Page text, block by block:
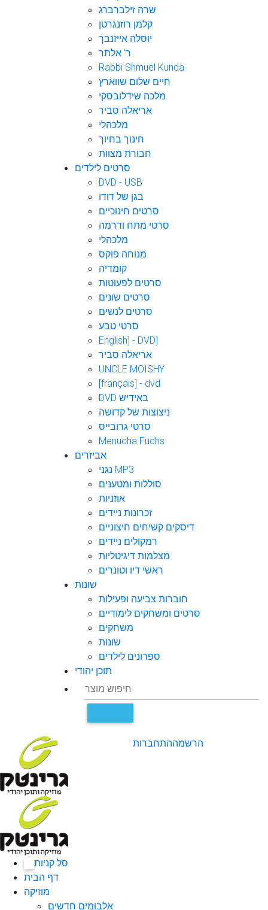
שרה זילברברג
קלמן רוזנגרטן
יוסלה אייזנבך
ר' אלתר
Rabbi Shmuel Kunda
חיים שלום שווארץ
מלכה שידלובסקי
אריאלה סביר
מלכהלי
חינוך בחיוך
חבורת מצוות
סרטים לילדים
DVD - USB
בגן של דודו
סרטים חינוכיים
סרטי מתח ודרמה
מלכהלי
מנוחה פוקס
קומדיה
סרטים לפעוטות
סרטים שונים
סרטים לנשים
סרטי טבע
English] - DVD]
אריאלה סביר
UNCLE MOISHY
[français] - dvd
DVD באידיש
ניצוצות של קדושה
סרטי גרובייס
Menucha Fuchs
אביזרים
נגני MP3
סוללות ומטענים
אוזניות
זכרונות ניידים
דיסקים קשיחים חיצוניים
רמקולים ניידים
מצלמות דיגיטליות
ראשי דיו וטונרים
שונות
חוברות צביעה ופעילות
סרטים ומשחקים לימודיים
משחקים
שונות
ספרונים לילדים
תוכן יהודי
התחברותהרשמה
סל קניות
דף הבית
מוזיקה
אלבומים חדשים